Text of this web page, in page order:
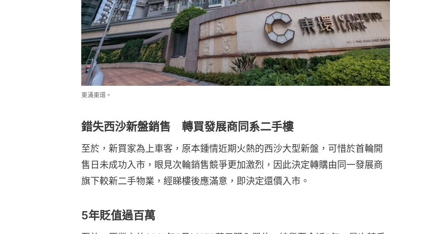
東涌東環。
錯失西沙新盤銷售 轉買發展商同系二手樓
至於，新買家為上車客，原本鍾情近期火熱的西沙大型新盤，可惜於首輪開
售日未成功入市，眼見次輪銷售競爭更加激烈，因此決定轉購由同一發展商
旗下較新二手物業，經睇樓後應滿意，即決定還價入市。
5年貶值過百萬